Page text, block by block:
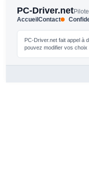
PC-Driver.net
AccueilContact
PC-Driver.net fait appel à
pouvez modifier vos choix